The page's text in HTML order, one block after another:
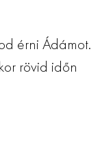
érni Ádámot.
rövid időn